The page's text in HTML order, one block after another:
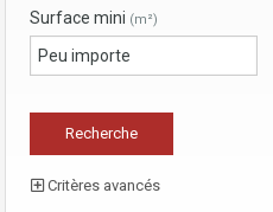
Surface mini (m²)
Critères avancés